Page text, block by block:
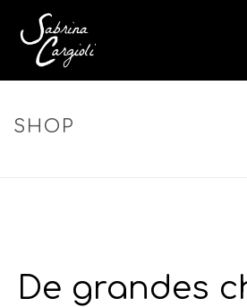
SHOP
De grandes